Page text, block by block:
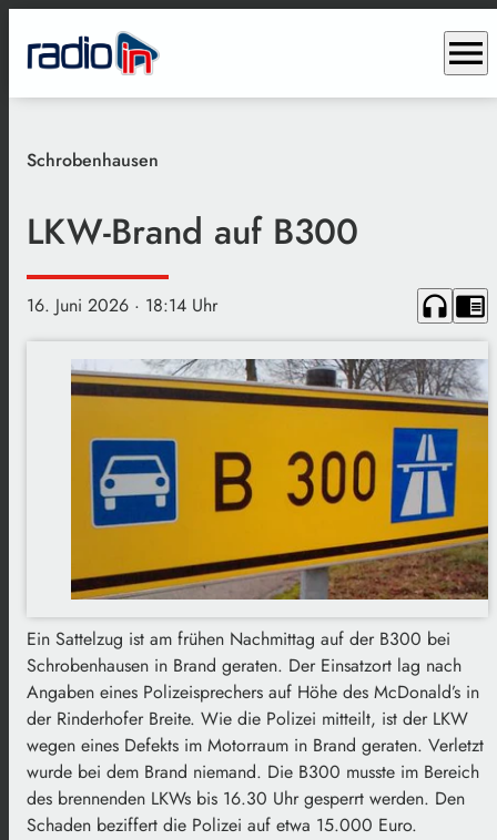
menu
Schrobenhausen
LKW-Brand auf B300
16. Juni 2026 · 18:14 Uhr headphones chrome_reader_mode
Ein Sattelzug ist am frühen Nachmittag auf der B300 bei
Schrobenhausen in Brand geraten. Der Einsatzort lag nach
Angaben eines Polizeisprechers auf Höhe des McDonald’s in
der Rinderhofer Breite. Wie die Polizei mitteilt, ist der LKW
wegen eines Defekts im Motorraum in Brand geraten. Verletzt
wurde bei dem Brand niemand. Die B300 musste im Bereich
des brennenden LKWs bis 16.30 Uhr gesperrt werden. Den
Schaden beziffert die Polizei auf etwa 15.000 Euro.